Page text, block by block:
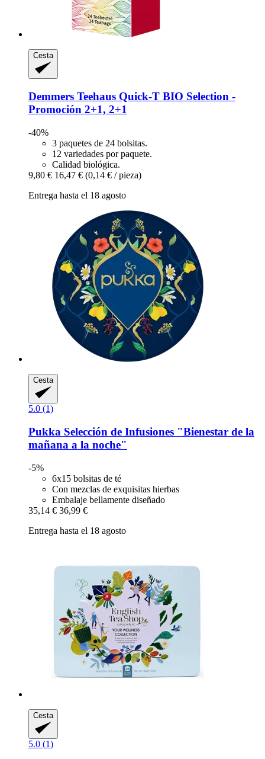
Cesta
Demmers Teehaus Quick-​T BIO Selection -​
Promoción 2+1, 2+1
-40%
3 paquetes de 24 bolsitas.
12 variedades por paquete.
Calidad biológica.
9,80 € 16,47 € (0,14 € / pieza)
Entrega hasta el 18 agosto
Cesta
5.0 (1)
Pukka Selección de Infusiones "Bienestar de la
mañana a la noche"
-5%
6x15 bolsitas de té
Con mezclas de exquisitas hierbas
Embalaje bellamente diseñado
35,14 € 36,99 €
Entrega hasta el 18 agosto
Cesta
5.0 (1)